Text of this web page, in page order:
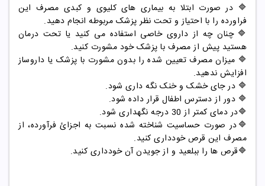
🔷 در صورت ابتلا به بیماری های کلیوی و کبدی مصرف این
فراورده را با احتیاز و تحت نظر پزشک مربوطه انجام دهید.
🔷 چنان چه از داروی خاصی استفاده می کنید یا تحت درمان
هستید پیش از مصرف با پزشک خود مشورت کنید.
🔷 میزان مصرف تعیین شده را بدون مشورت با پزشک یا داروساز
افزایش ندهید.
🔷 در جای خشک و خنک نگه داری شود.
🔷 دور از دسترس اطفال قرار داده شود.
🔷در دمای کمتر از 30 درجه نگهداری شود.
🔷در صورت حساسیت شناخته شده نسبت به اجزائ فرآورده، از
مصرف این قرص خودداری کنید.
🔷قرص ها را ببلعید و از جویدن آن خودداری کنید.